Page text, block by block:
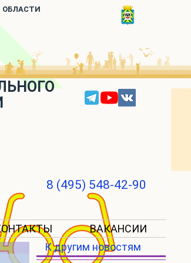
ОБЛАСТИ
8 (495) 548-42-90
ВАКАНСИИ
К другим новостям